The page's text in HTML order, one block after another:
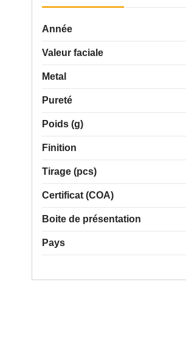
Année
Valeur faciale
Metal
Pureté
Poids (g)
Finition
Tirage (pcs)
Certificat (COA)
Boite de présentation
Pays